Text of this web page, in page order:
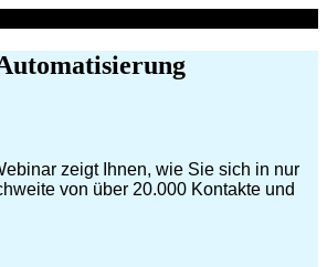
zeigt Ihnen, wie Sie sich in nur
von über 20.000 Kontakte und